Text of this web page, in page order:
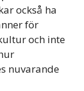
också ha
för
och inte
nuvarande